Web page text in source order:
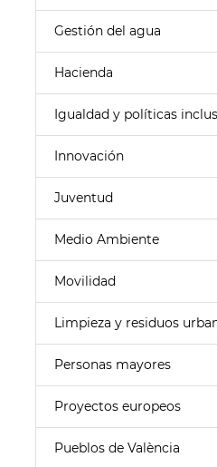
Gestión del agua
Hacienda
Igualdad y políticas
Innovación
Juventud
Medio Ambiente
Movilidad
Limpieza y residuos
Personas mayores
Proyectos europeos
Pueblos de València